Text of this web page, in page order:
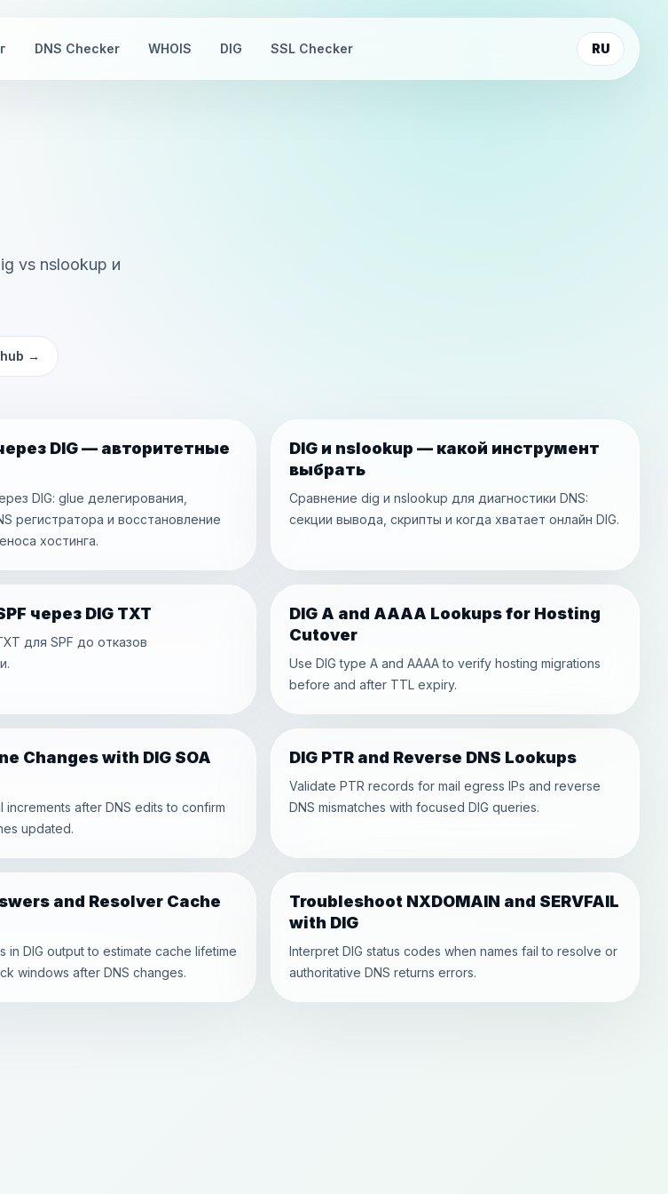
DNS Checker WHOIS DIG SSL Checker RU
vs nslookup и
→
DIG — авторитетные
DIG: glue делегирования,
регистратора и восстановление
хостинга.
DIG и nslookup — какой инструмент
выбрать
Сравнение dig и nslookup для диагностики DNS:
секции вывода, скрипты и когда хватает онлайн DIG.
через DIG TXT
для SPF до отказов
DIG A and AAAA Lookups for Hosting
Cutover
Use DIG type A and AAAA to verify hosting migrations
before and after TTL expiry.
Changes with DIG SOA
increments after DNS edits to confirm
updated.
DIG PTR and Reverse DNS Lookups
Validate PTR records for mail egress IPs and reverse
DNS mismatches with focused DIG queries.
and Resolver Cache
in DIG output to estimate cache lifetime
windows after DNS changes.
Troubleshoot NXDOMAIN and SERVFAIL
with DIG
Interpret DIG status codes when names fail to resolve or
authoritative DNS returns errors.